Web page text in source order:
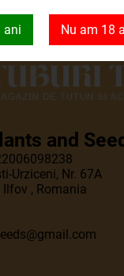
and
Urziceni, Nr. 67A
, Romania
ani Nu am 18